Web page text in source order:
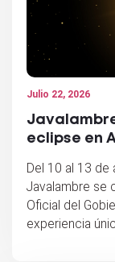
Julio 22, 2026
eclipse en
Del 10 al 13
Javalambre se
Oficial del
experiencia